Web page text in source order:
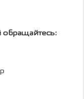
обращайтесь: